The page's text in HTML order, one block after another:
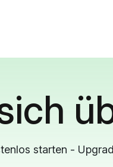
starten -